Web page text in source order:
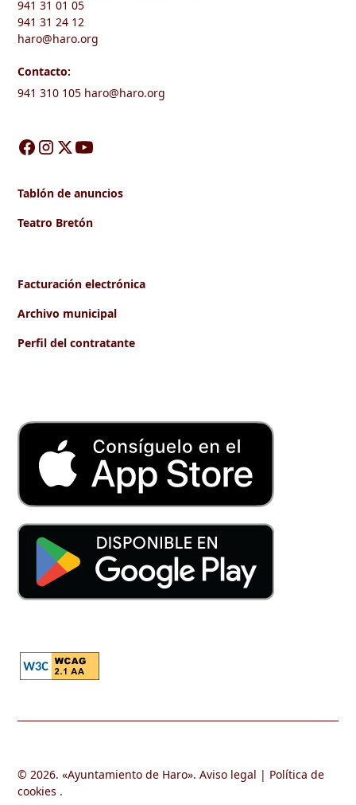
941 31 01 05
941 31 24 12
haro@haro.org
Contacto:
941 310 105 haro@haro.org
Tablón de anuncios
Teatro Bretón
Facturación electrónica
Archivo municipal
Perfil del contratante
© 2026. «Ayuntamiento de Haro».Aviso legal | Política de
cookies .